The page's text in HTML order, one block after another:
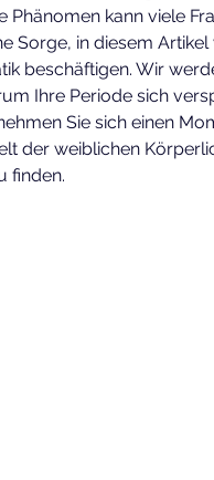
kann viele
Sorge, in diesem
beschäftigen. Wir
Ihre Periode sich
Sie sich einen
der weiblichen
finden.